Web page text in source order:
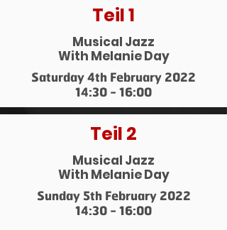
Teil 1
Musical Jazz
With Melanie Day
Saturday 4th February 2022
14:30 - 16:00
Teil 2
Musical Jazz
With Melanie Day
Sunday 5th February 2022
14:30 - 16:00